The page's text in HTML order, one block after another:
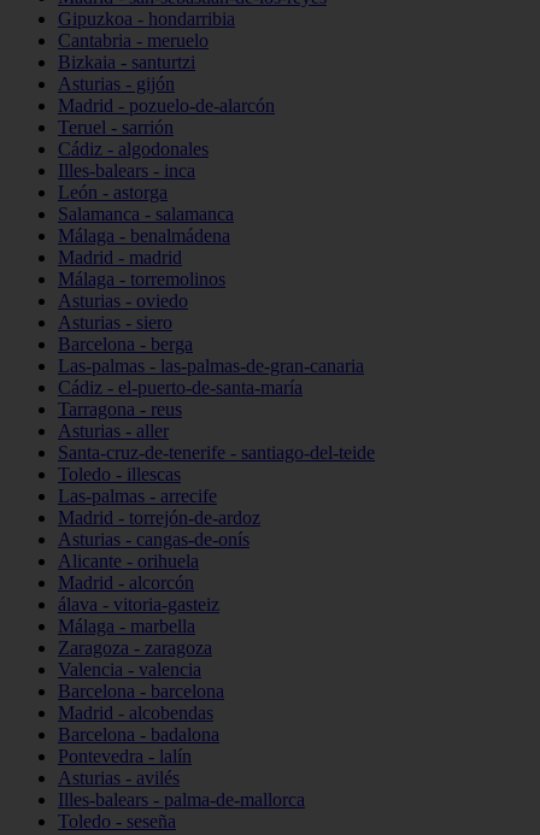
Gipuzkoa - hondarribia
Cantabria - meruelo
Bizkaia - santurtzi
Asturias - gijón
Madrid - pozuelo-de-alarcón
Teruel - sarrión
Cádiz - algodonales
Illes-balears - inca
León - astorga
Salamanca - salamanca
Málaga - benalmádena
Madrid - madrid
Málaga - torremolinos
Asturias - oviedo
Asturias - siero
Barcelona - berga
Las-palmas - las-palmas-de-gran-canaria
Cádiz - el-puerto-de-santa-maría
Tarragona - reus
Asturias - aller
Santa-cruz-de-tenerife - santiago-del-teide
Toledo - illescas
Las-palmas - arrecife
Madrid - torrejón-de-ardoz
Asturias - cangas-de-onís
Alicante - orihuela
Madrid - alcorcón
álava - vitoria-gasteiz
Málaga - marbella
Zaragoza - zaragoza
Valencia - valencia
Barcelona - barcelona
Madrid - alcobendas
Barcelona - badalona
Pontevedra - lalín
Asturias - avilés
Illes-balears - palma-de-mallorca
Toledo - seseña